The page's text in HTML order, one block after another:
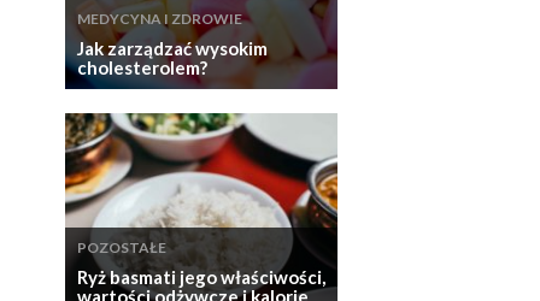
MEDYCYNA I ZDROWIE
Jak zarządzać wysokim
cholesterolem?
POZOSTAŁE
Ryż basmati jego właściwości,
wartości odżywcze i kalorie